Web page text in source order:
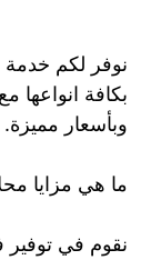
نوفر لكم خدمة
بكافة انواعها
وبأسعار مميزة.
ما هي مزايا
نقوم في توفير